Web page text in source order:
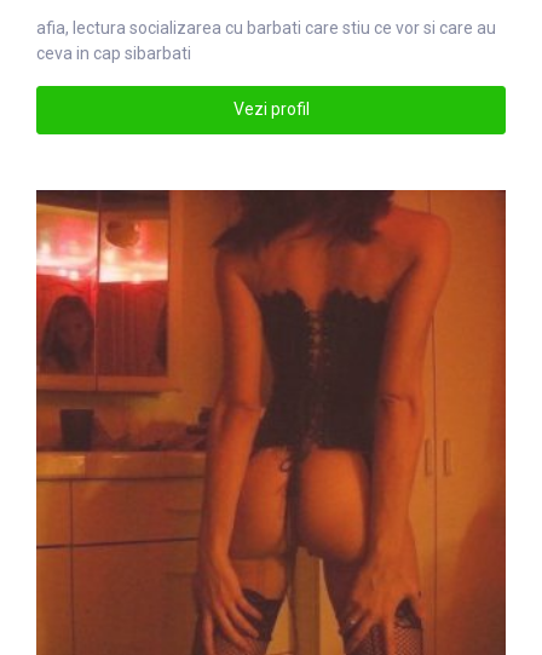
afia, lectura socializarea cu barbati care stiu ce vor si care au
ceva in cap sibarbati
Vezi profil